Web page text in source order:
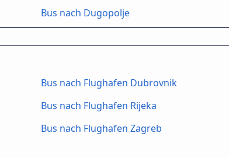
Bus nach Dugopolje
Bus nach Flughafen Dubrovnik
Bus nach Flughafen Rijeka
Bus nach Flughafen Zagreb